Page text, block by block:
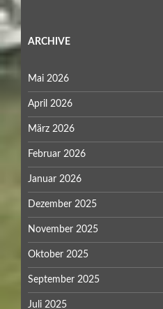
ARCHIVE
Mai 2026
April 2026
März 2026
Februar 2026
Januar 2026
Dezember 2025
November 2025
Oktober 2025
September 2025
Juli 2025